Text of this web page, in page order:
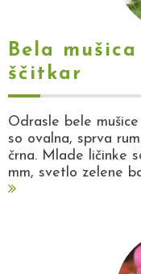
Bela
ščitkar
Odrasle bele
so ovalna, sprva
črna. Mlade ličinke
mm, svetlo zelene